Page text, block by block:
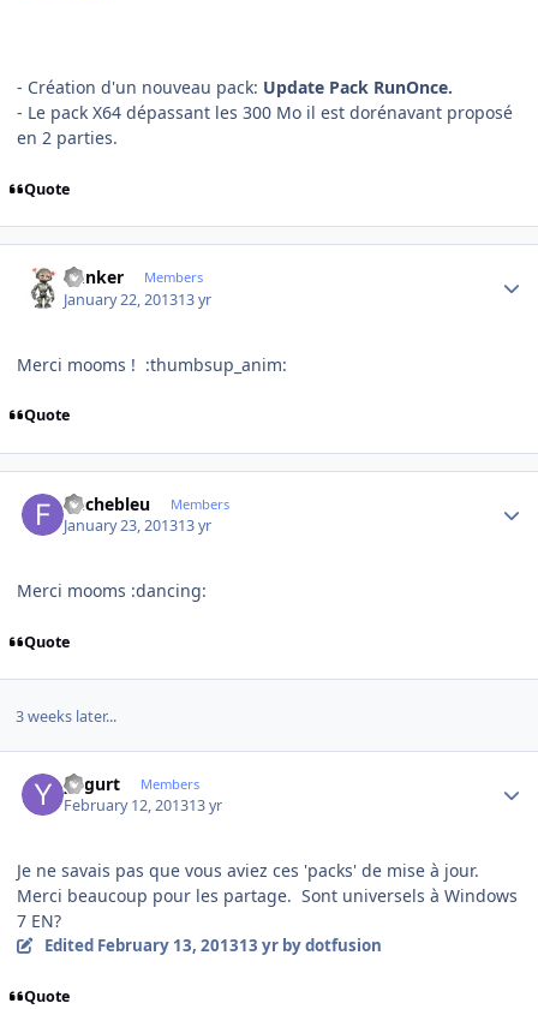
- Création d'un nouveau pack: Update Pack RunOnce.
- Le pack X64 dépassant les 300 Mo il est dorénavant proposé
en 2 parties.
Quote
Bunker Members
January 22, 201313 yr
Merci mooms ! :thumbsup_anim:
Quote
flechebleu Members
January 23, 201313 yr
Merci mooms :dancing:
Quote
3 weeks later...
yogurt Members
February 12, 201313 yr
Je ne savais pas que vous aviez ces 'packs' de mise à jour.
Merci beaucoup pour les partage. Sont universels à Windows
7 EN?
Edited February 13, 201313 yrby dotfusion
Quote